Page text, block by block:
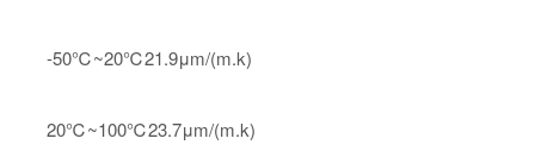
-50℃~20℃21.9μm/(m.k)
20℃~100℃23.7μm/(m.k)